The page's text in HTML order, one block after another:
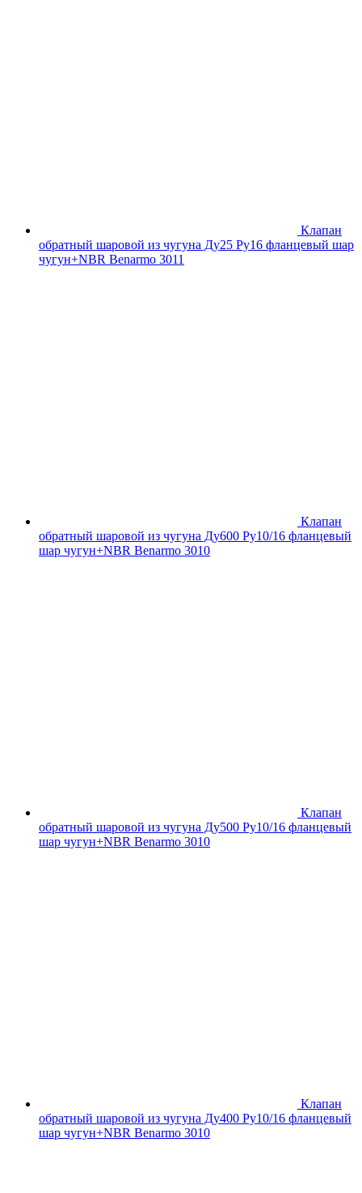
Клапан
обратный шаровой из чугуна Ду25 Ру16 фланцевый шар
чугун+NBR Benarmo 3011
Клапан
обратный шаровой из чугуна Ду600 Ру10/16 фланцевый
шар чугун+NBR Benarmo 3010
Клапан
обратный шаровой из чугуна Ду500 Ру10/16 фланцевый
шар чугун+NBR Benarmo 3010
Клапан
обратный шаровой из чугуна Ду400 Ру10/16 фланцевый
шар чугун+NBR Benarmo 3010